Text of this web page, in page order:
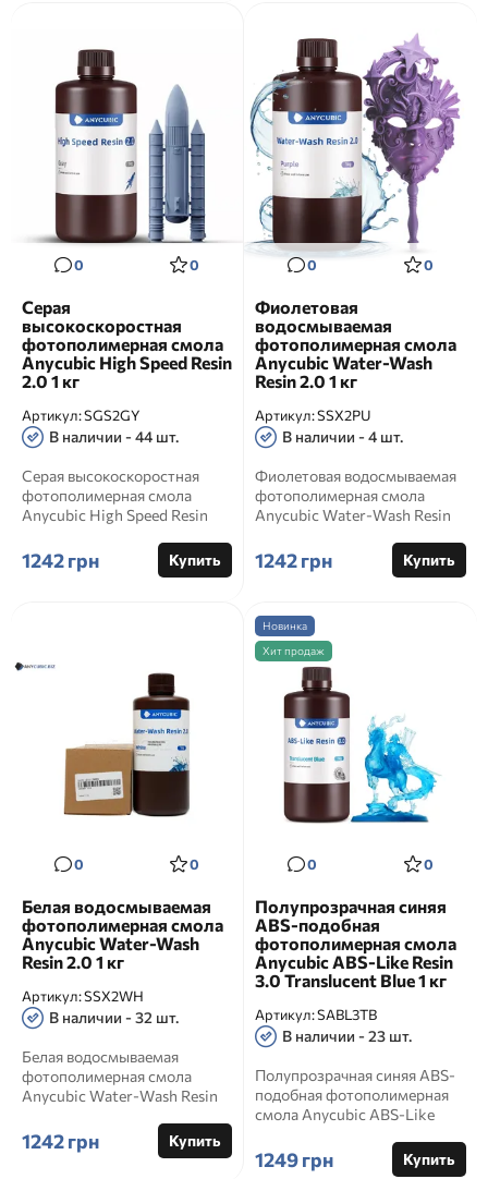
0 0
Серая
высокоскоростная
фотополимерная смола
Anycubic High Speed Resin
2.0 1 кг
Артикул:SGS2GY
В наличии - 44 шт.
Серая высокоскоростная
фотополимерная смола
Anycubic High Speed Resin
1242 грн Купить
0 0
Фиолетовая
водосмываемая
фотополимерная смола
Anycubic Water-Wash
Resin 2.0 1 кг
Артикул:SSX2PU
В наличии - 4 шт.
Фиолетовая водосмываемая
фотополимерная смола
Anycubic Water-Wash Resin
1242 грн Купить
0 0
Белая водосмываемая
фотополимерная смола
Anycubic Water-Wash
Resin 2.0 1 кг
Артикул:SSX2WH
В наличии - 32 шт.
Белая водосмываемая
фотополимерная смола
Anycubic Water-Wash Resin
SSX2WH ...
1242 грн Купить
Новинка
Хит продаж
0 0
Полупрозрачная синяя
ABS-подобная
фотополимерная смола
Anycubic ABS-Like Resin
3.0 Translucent Blue 1 кг
Артикул:SABL3TB
В наличии - 23 шт.
Полупрозрачная синяя ABS-
подобная фотополимерная
смола Anycubic ABS-Like
1249 грн Купить